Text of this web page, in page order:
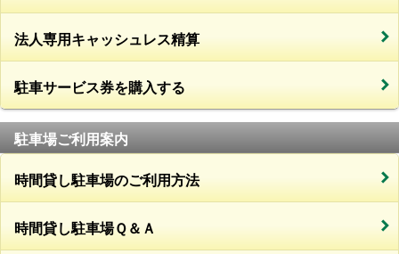
法人専用キャッシュレス精算
駐車サービス券を購入する
駐車場ご利用案内
時間貸し駐車場のご利用方法
時間貸し駐車場Ｑ＆Ａ